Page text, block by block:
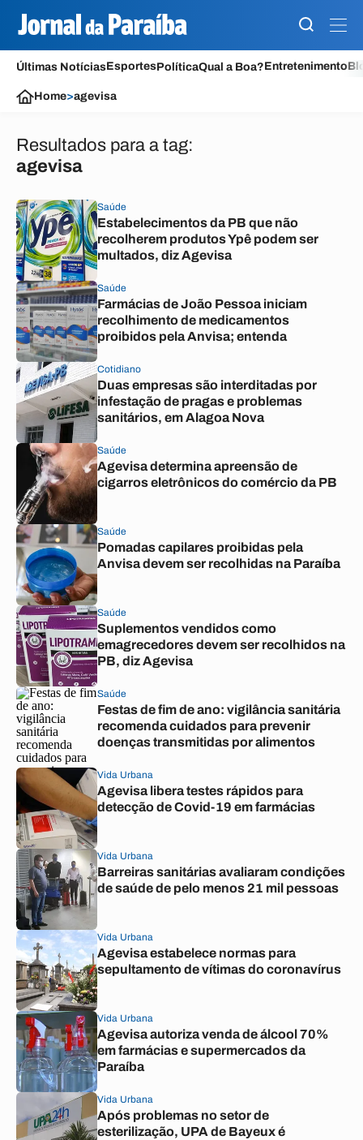
Últimas NotíciasEsportesPolíticaQual a Boa?Entretenimento
Home>agevisa
Resultados para a tag:
agevisa
Saúde
Estabelecimentos da PB que não
recolherem produtos Ypê podem ser
multados, diz Agevisa
Saúde
Farmácias de João Pessoa iniciam
recolhimento de medicamentos
proibidos pela Anvisa; entenda
Cotidiano
Duas empresas são interditadas por
infestação de pragas e problemas
sanitários, em Alagoa Nova
Saúde
Agevisa determina apreensão de
cigarros eletrônicos do comércio da PB
Saúde
Pomadas capilares proibidas pela
Anvisa devem ser recolhidas na Paraíba
Saúde
Suplementos vendidos como
emagrecedores devem ser recolhidos na
PB, diz Agevisa
Saúde
Festas de fim de ano: vigilância sanitária
recomenda cuidados para prevenir
doenças transmitidas por alimentos
Vida Urbana
Agevisa libera testes rápidos para
detecção de Covid-19 em farmácias
Vida Urbana
Barreiras sanitárias avaliaram condições
de saúde de pelo menos 21 mil pessoas
Vida Urbana
Agevisa estabelece normas para
sepultamento de vítimas do coronavírus
Vida Urbana
Agevisa autoriza venda de álcool 70%
em farmácias e supermercados da
Paraíba
Vida Urbana
Após problemas no setor de
esterilização, UPA de Bayeux é